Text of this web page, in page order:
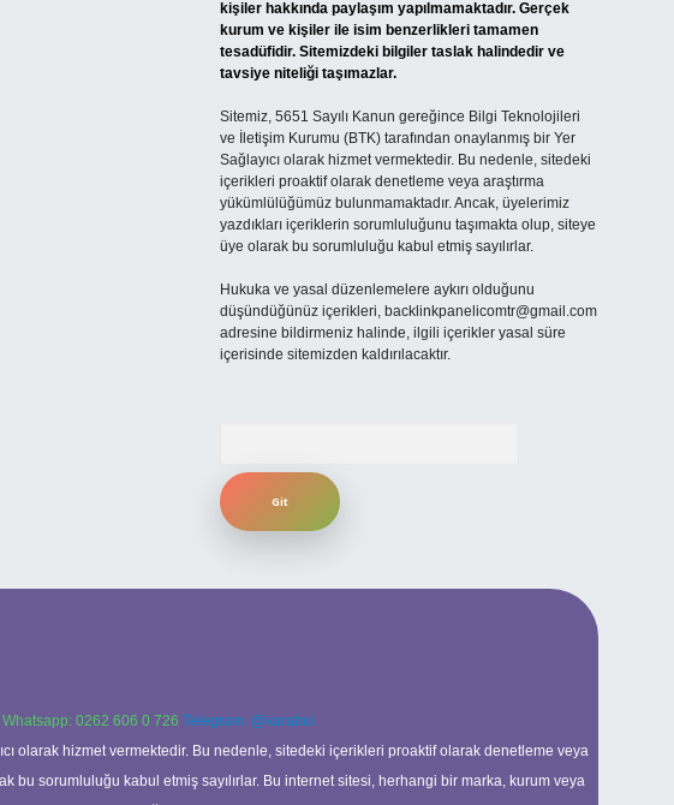
kişiler hakkında paylaşım yapılmamaktadır. Gerçek
kurum ve kişiler ile isim benzerlikleri tamamen
tesadüfidir. Sitemizdeki bilgiler taslak halindedir ve
tavsiye niteliği taşımazlar.
Sitemiz, 5651 Sayılı Kanun gereğince Bilgi Teknolojileri
ve İletişim Kurumu (BTK) tarafından onaylanmış bir Yer
Sağlayıcı olarak hizmet vermektedir. Bu nedenle, sitedeki
içerikleri proaktif olarak denetleme veya araştırma
yükümlülüğümüz bulunmamaktadır. Ancak, üyelerimiz
yazdıkları içeriklerin sorumluluğunu taşımakta olup, siteye
üye olarak bu sorumluluğu kabul etmiş sayılırlar.
Hukuka ve yasal düzenlemelere aykırı olduğunu
düşündüğünüz içerikleri, backlinkpanelicomtr@gmail.com
adresine bildirmeniz halinde, ilgili içerikler yasal süre
içerisinde sitemizden kaldırılacaktır.
Whatsapp: 0262 606 0 726 Telegram: @karabul
olarak hizmet vermektedir. Bu nedenle, sitedeki içerikleri proaktif olarak denetleme veya
bu sorumluluğu kabul etmiş sayılırlar. Bu internet sitesi, herhangi bir marka, kurum veya